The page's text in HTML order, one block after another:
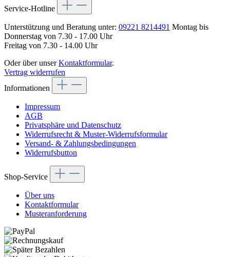
Service-Hotline
Unterstützung und Beratung unter: 09221 8214491 Montag bis
Donnerstag von 7.30 - 17.00 Uhr
Freitag von 7.30 - 14.00 Uhr
Oder über unserKontaktformular.
Vertrag widerrufen
Informationen
Impressum
AGB
Privatsphäre und Datenschutz
Widerrufsrecht & Muster-Widerrufsformular
Versand- & Zahlungsbedingungen
Widerrufsbutton
Shop-Service
Über uns
Kontaktformular
Musteranforderung